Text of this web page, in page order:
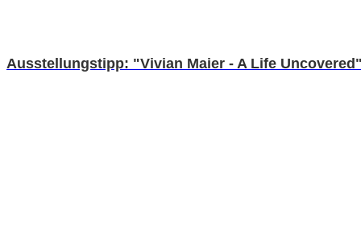
Ausstellungstipp: "Vivian Maier - A Life